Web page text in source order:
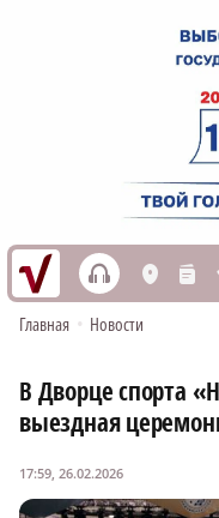
h L n
Главная • Новости
В Дворце спорта
выездная
17:59, 26.02.2026